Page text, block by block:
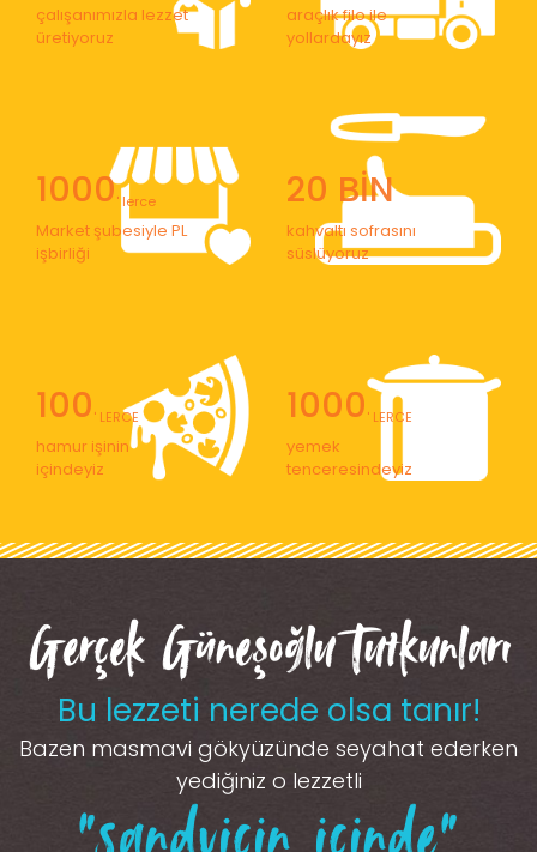
çalışanımızla lezzet
üretiyoruz
araçlık filo ile
yollardayız
1000' lerce
Market şubesiyle PL
işbirliği
20 BİN
kahvaltı sofrasını
süslüyoruz
100' LERCE
hamur işinin
içindeyiz
1000' LERCE
yemek
tenceresindeyiz
Gerçek Güneşoğlu Tutkunları
Bu lezzeti nerede olsa tanır!
Bazen masmavi gökyüzünde seyahat ederken
yediğiniz o lezzetli